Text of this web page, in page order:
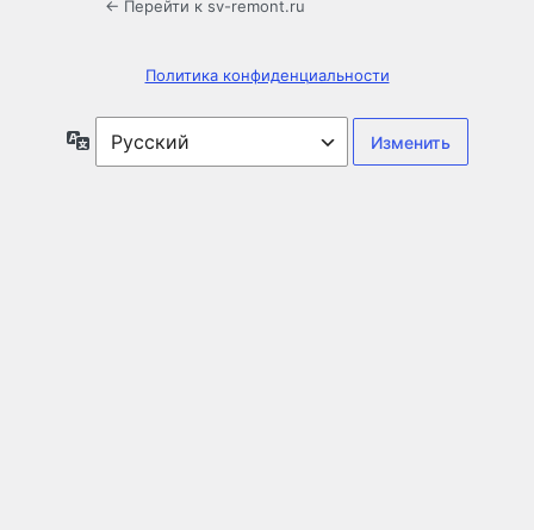
← Перейти к sv-remont.ru
Политика конфиденциальности
Язык